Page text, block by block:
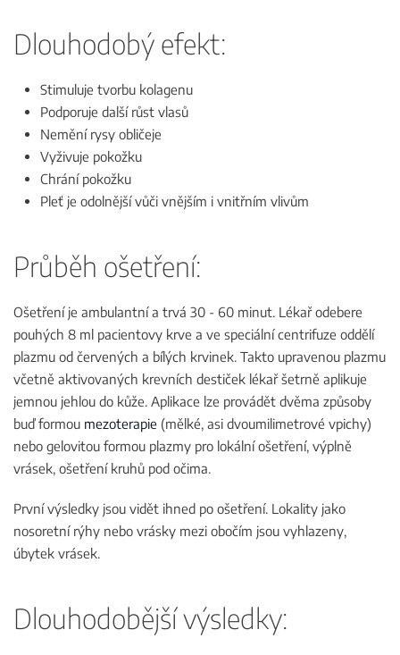
Dlouhodobý efekt:
Stimuluje tvorbu kolagenu
Podporuje další růst vlasů
Nemění rysy obličeje
Vyživuje pokožku
Chrání pokožku
Pleť je odolnější vůči vnějším i vnitřním vlivům
Průběh ošetření:
Ošetření je ambulantní a trvá 30 - 60 minut. Lékař odebere
pouhých 8 ml pacientovy krve a ve speciální centrifuze oddělí
plazmu od červených a bílých krvinek. Takto upravenou plazmu
včetně aktivovaných krevních destiček lékař šetrně aplikuje
jemnou jehlou do kůže. Aplikace lze provádět dvěma způsoby
buď formou mezoterapie (mělké, asi dvoumilimetrové vpichy)
nebo gelovitou formou plazmy pro lokální ošetření, výplně
vrásek, ošetření kruhů pod očima.
První výsledky jsou vidět ihned po ošetření. Lokality jako
nosoretní rýhy nebo vrásky mezi obočím jsou vyhlazeny,
úbytek vrásek.
Dlouhodobější výsledky: